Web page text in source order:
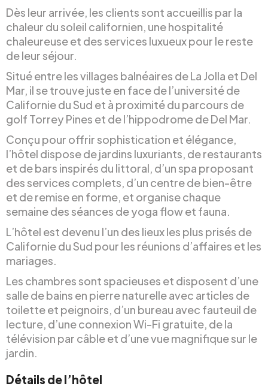
Dès leur arrivée, les clients sont accueillis par la
chaleur du soleil californien, une hospitalité
chaleureuse et des services luxueux pour le reste
de leur séjour.
Situé entre les villages balnéaires de La Jolla et Del
Mar, il se trouve juste en face de l’université de
Californie du Sud et à proximité du parcours de
golf Torrey Pines et de l’hippodrome de Del Mar.
Conçu pour offrir sophistication et élégance,
l’hôtel dispose de jardins luxuriants, de restaurants
et de bars inspirés du littoral, d’un spa proposant
des services complets, d’un centre de bien-être
et de remise en forme, et organise chaque
semaine des séances de yoga flow et fauna.
L’hôtel est devenu l’un des lieux les plus prisés de
Californie du Sud pour les réunions d’affaires et les
mariages.
Les chambres sont spacieuses et disposent d’une
salle de bains en pierre naturelle avec articles de
toilette et peignoirs, d’un bureau avec fauteuil de
lecture, d’une connexion Wi-Fi gratuite, de la
télévision par câble et d’une vue magnifique sur le
jardin.
Détails de l’hôtel